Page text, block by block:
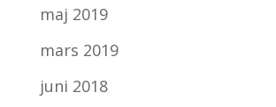
maj 2019
mars 2019
juni 2018